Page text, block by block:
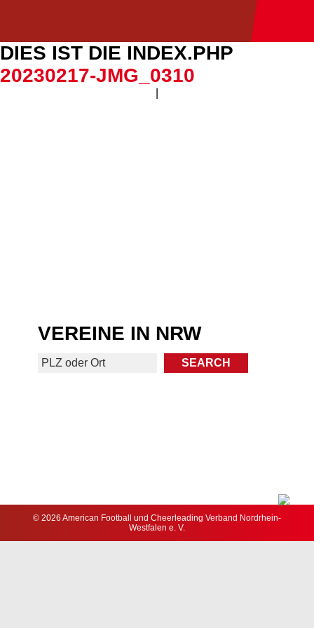
DIES IST DIE INDEX.PHP
20230217-JMG_0310
VEREINE IN NRW
© 2026 American Football und Cheerleading Verband Nordrhein-
Westfalen e. V.